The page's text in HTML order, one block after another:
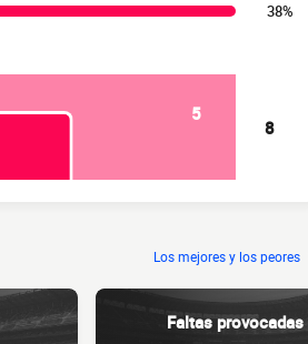
38%
5
8
Los mejores y los peores
Faltas provocadas